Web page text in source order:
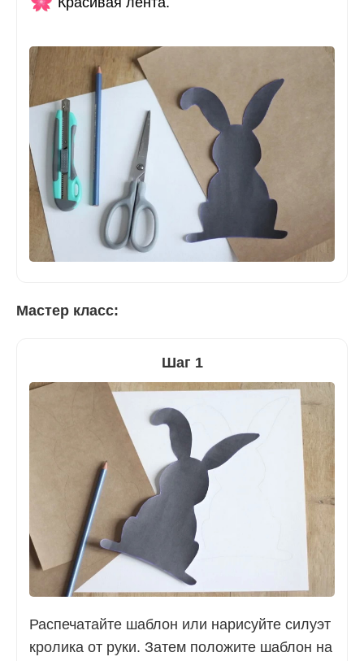
Мастер класс:
Шаг 1
Распечатайте шаблон или нарисуйте силуэт
кролика от руки. Затем положите шаблон на